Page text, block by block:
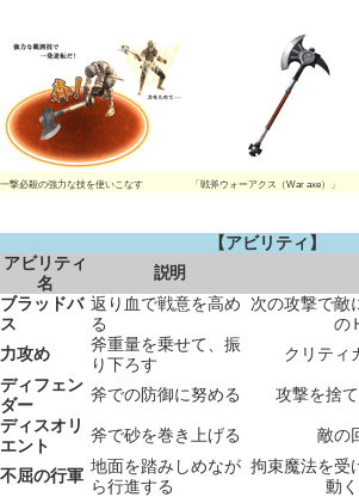
一撃必殺の強力な技を使いこなす 「戦斧ウォーアクス（War axe）」
【アビリティ】
アビリティ
名
説明
ブラッドバ
ス
返り血で戦意を高め
る
次の攻撃で敵
の
力攻め
斧重量を乗せて、振
り下ろす
クリティ
ディフェン
ダー
斧での防御に努める
攻撃を捨
ディスオリ
エント
斧で砂を巻き上げる 敵の
不屈の行軍 地面を踏みしめなが
ら行進する
拘束魔法を受
動